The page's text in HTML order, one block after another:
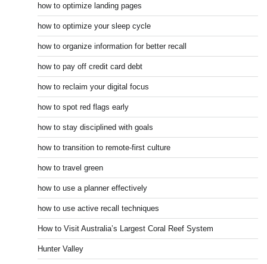
how to optimize landing pages
how to optimize your sleep cycle
how to organize information for better recall
how to pay off credit card debt
how to reclaim your digital focus
how to spot red flags early
how to stay disciplined with goals
how to transition to remote-first culture
how to travel green
how to use a planner effectively
how to use active recall techniques
How to Visit Australia’s Largest Coral Reef System
Hunter Valley